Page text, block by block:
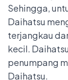
Sehingga,
Daihatsu
terjangkau
kecil.
penumpang
Daihatsu.